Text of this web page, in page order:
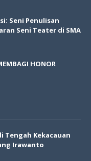
Seni Penulisan
Seni Teater di SMA
HONOR
Tengah Kekacauan
Irawanto